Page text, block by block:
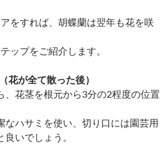
をすれば、胡蝶蘭は翌年も花を咲
ップをご紹介します。
花が全て散った後）
、花茎を根元から3分の2程度の位置
なハサミを使い、切り口には園芸用
いでしょう。